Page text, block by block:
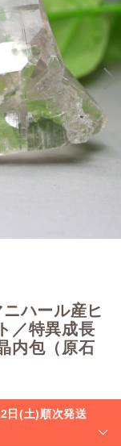
ハール産ヒ
／特異成長
内包（原石
日(土)順次発送